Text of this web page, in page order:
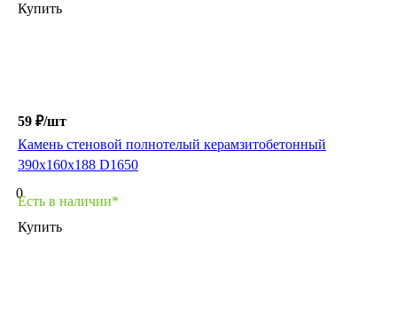
Купить
59 ₽/шт
Камень стеновой полнотелый керамзитобетонный
390х160х188 D1650
0
Есть в наличии*
Купить